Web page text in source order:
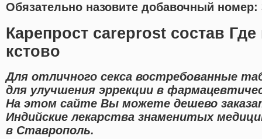
Обязательно назовите добавочный номер:
Карепрост careprost состав Где
кстово
Для отличного секса востребованные
для улучшения эррекции в
На этом сайте Вы можете дешево
Индийские лекарства знаменитых
в Ставрополь.